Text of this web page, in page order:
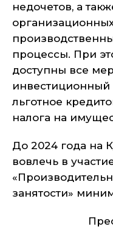
недочетов, а
процессы. При
доступны все
инвестиционный
льготное
налога на
До 2024 года на
вовлечь в
занятости»